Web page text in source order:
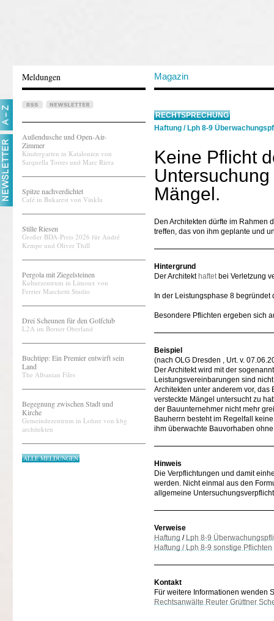
Meldungen Magazin
Außendusche und Open-Air-
Zimmer
Kindergarten in Katalonien von
Sarquella Torres und Marc Riera
Spitze nachverdichtet
Café in Bukarest von Vinklu
Stille Riesen
Großer BDA-Preis 2026 für André
Kempe und Oliver Thill
Pergola mit Ziegelsteinen
Kulturzentrum in Limoux von
Ferrier Marchetti Studio
Drei Scheunen für den Golfclub
L2A im Berner Oberland
Buchtipp: Ein Premier entwirft sein
Land
The Albanian Files
Begegnung zwischen Stadt und
Kirche
Gemeindezentrum in Lohne von kbg
architekten
ALLE MELDUNGEN
RECHTSPRECHUNG
Haftung / Lph 8-9
Keine Pflicht
Mängel.
Den Architekten dürfte im Rahmen
treffen, das von ihm geplante und
Hintergrund
Der Architekt haftetbei Verletzung
In der Leistungsphase 8
Besondere Pflichten ergeben sich
Beispiel
(nach OLG Dresden , Urt. v.
Der Architekt wird mit der
Leistungsvereinbarungen sind
Architekten unter anderem vor,
versteckte Mängel untersucht zu
der Bauunternehmer nicht mehr
Bauherrn besteht im Regelfall
ihm überwachte Bauvorhaben
Hinweis
Die Verpflichtungen und damit
werden. Nicht einmal aus den
allgemeine
Verweise
Haftung / Lph 8-9
Haftung / Lph 8-9 sonstige Pflichten
Kontakt
Für weitere Informationen wenden
Rechtsanwälte Reuter Grüttner